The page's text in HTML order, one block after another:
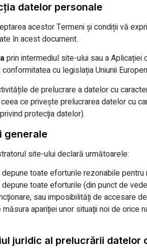
datelor personale
acestor Termeni și condiții vă
în acest document.
prin intermediul site-ului sau a
cu legislația Uniunii
de prelucrare a datelor cu
ce priveşte prelucrarea datelor cu
protecţia datelor).
generale
site-ului declară următoarele:
depune toate eforturile rezonabile
depune toate eforturile (din punct de
sau imposibilităţi de accesare
măsura apariţiei unor situaţii noi de orice
juridic al prelucrării datelor